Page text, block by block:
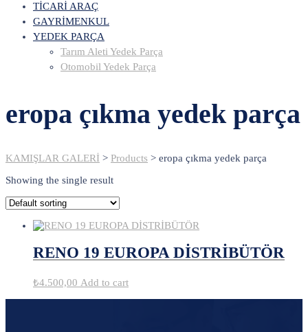
TİCARİ ARAÇ
GAYRİMENKUL
YEDEK PARÇA
Tarım Aleti Yedek Parça
Otomobil Yedek Parça
eropa çıkma yedek parça
KAMIŞLAR GALERİ > Products > eropa çıkma yedek parça
Showing the single result
RENO 19 EUROPA DİSTRİBÜTÖR
₺4.500,00 Add to cart